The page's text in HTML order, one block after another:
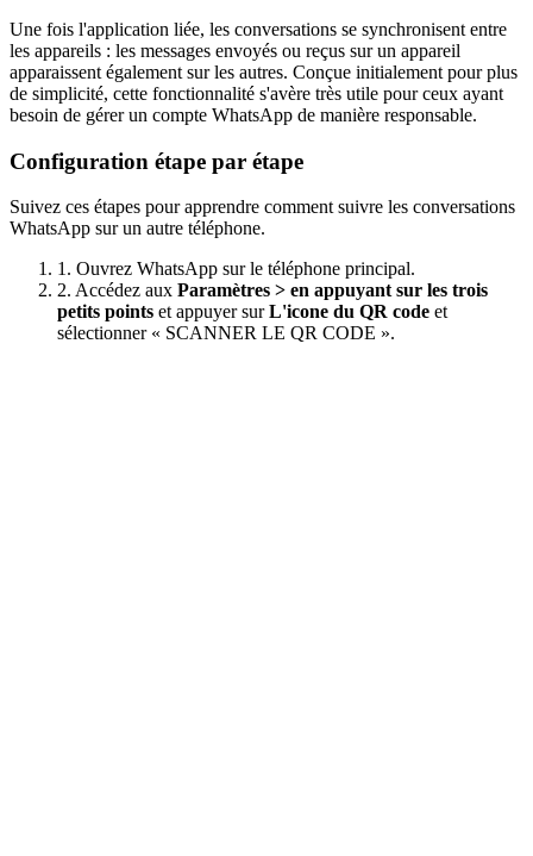
Une fois l'application liée, les conversations se synchronisent entre
les appareils : les messages envoyés ou reçus sur un appareil
apparaissent également sur les autres. Conçue initialement pour plus
de simplicité, cette fonctionnalité s'avère très utile pour ceux ayant
besoin de gérer un compte WhatsApp de manière responsable.
Configuration étape par étape
Suivez ces étapes pour apprendre comment suivre les conversations
WhatsApp sur un autre téléphone.
1. Ouvrez WhatsApp sur le téléphone principal.
2. Accédez aux Paramètres > en appuyant sur les trois
petits points et appuyer surL'icone du QR code et
sélectionner « SCANNER LE QR CODE ».